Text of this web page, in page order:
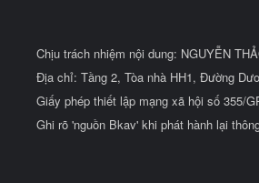
Chịu trách nhiệm nội dung: NGUYỄN
Địa chỉ: Tầng 2, Tòa nhà HH1, Đường
Giấy phép thiết lập mạng xã hội số 355/
Ghi rõ 'nguồn Bkav' khi phát hành lại